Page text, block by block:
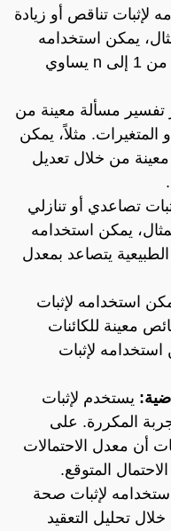
لإثبات تناقص أو زيادة
يمكن استخدامه
لإثبات أن مجموع الأعداد الطبيعية من 1 إلى n يساوي
تفسير مسألة معينة من
المتغيرات. مثلاً، يمكن
معينة من خلال تعديل
تصاعدي أو تنازلي
يمكن استخدامه
يتصاعد بمعدل
استخدامه لإثبات
معينة للكائنات
لإثبات
يستخدم لإثبات
المكررة. على
أن معدل الاحتمالات
المتوقع.
لإثبات صحة
تحليل التعقيد